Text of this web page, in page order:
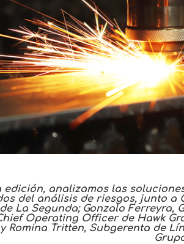
edición, analizamos las
del análisis de riesgos, junto a
La Segunda; Gonzalo Ferreyra,
Operating Officer de Hawk
Romina Tritten, Subgerenta de